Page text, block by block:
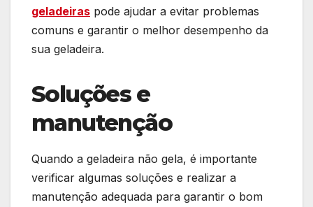
geladeiras pode ajudar a evitar problemas
comuns e garantir o melhor desempenho da
sua geladeira.
Soluções e
manutenção
Quando a geladeira não gela, é importante
verificar algumas soluções e realizar a
manutenção adequada para garantir o bom